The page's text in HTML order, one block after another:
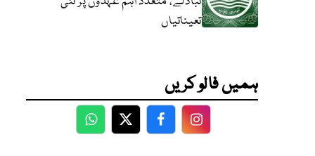
تعیناتیاں
ہمیں فالو کریں
WhatsApp
TwitterFacebookFacebook